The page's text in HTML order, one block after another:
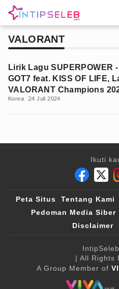
VALORANT
Lirik Lagu SUPERPOWER
GOT7 feat. KISS OF LIFE,
VALORANT Champions
Korea 24 Juli 2024
Ikuti
Peta Situs Tentang Kami
Pedoman Media Siber
Disclaimer
IntipSeleb
| All Rights
A Group Member of